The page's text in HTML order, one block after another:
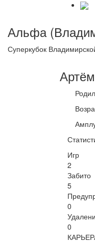
Альфа
Суперкубок
Артём
Игр
2
Забито
5
0
0